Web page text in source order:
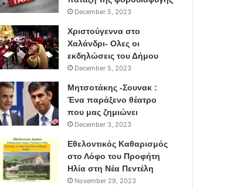
December 5, 2023
Χριστούγεννα στο
Χαλάνδρι- Ολες οι
εκδηλώσεις του Δήμου
December 5, 2023
Μητσοτάκης -Σουνακ :
Ένα παράξενο θέατρο
που μας ζημιώνει
December 3, 2023
Εθελοντικός Καθαρισμός
στο Λόφο του Προφήτη
Ηλία στη Νέα Πεντέλη
November 29, 2023